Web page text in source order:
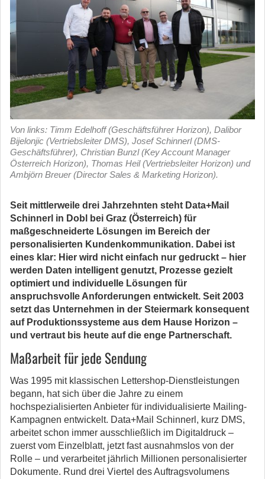
Von links: Timm Edelhoff (Geschäftsführer Horizon), Dalibor
Bijelonjic (Vertriebsleiter DMS), Josef Schinnerl (DMS-
Geschäftsführer), Christian Bunzl (Key Account Manager
Österreich Horizon), Thomas Heil (Vertriebsleiter Horizon) und
Ambjörn Breuer (Director Sales & Marketing Horizon).
Seit mittlerweile drei Jahrzehnten steht Data+Mail
Schinnerl in Dobl bei Graz (Österreich) für
maßgeschneiderte Lösungen im Bereich der
personalisierten Kundenkommunikation. Dabei ist
eines klar: Hier wird nicht einfach nur gedruckt – hier
werden Daten intelligent genutzt, Prozesse gezielt
optimiert und individuelle Lösungen für
anspruchsvolle Anforderungen entwickelt. Seit 2003
setzt das Unternehmen in der Steiermark konsequent
auf Produktionssysteme aus dem Hause Horizon –
und vertraut bis heute auf die enge Partnerschaft.
Maßarbeit für jede Sendung
Was 1995 mit klassischen Lettershop-Dienstleistungen
begann, hat sich über die Jahre zu einem
hochspezialisierten Anbieter für individualisierte Mailing-
Kampagnen entwickelt. Data+Mail Schinnerl, kurz DMS,
arbeitet schon immer ausschließlich im Digitaldruck –
zuerst vom Einzelblatt, jetzt fast ausnahmslos von der
Rolle – und verarbeitet jährlich Millionen personalisierter
Dokumente. Rund drei Viertel des Auftragsvolumens